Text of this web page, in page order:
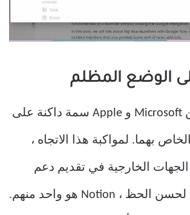
اعتمدت كل من Microsoft و Apple سمة داكنة على
بهما. لمواكبة هذا الاتجاه ،
الخارجية في تقديم دعم
الوضع المظلم. لحسن الحظ ، Notion هو واحد منهم.